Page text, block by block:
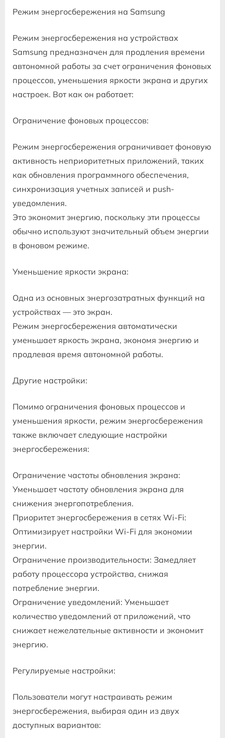
Режим энергосбережения на Samsung
Режим энергосбережения на устройствах
Samsung предназначен для продления времени
автономной работы за счет ограничения фоновых
процессов, уменьшения яркости экрана и других
настроек. Вот как он работает:
Ограничение фоновых процессов:
Режим энергосбережения ограничивает фоновую
активность неприоритетных приложений, таких
как обновления программного обеспечения,
синхронизация учетных записей и push-
уведомления.
Это экономит энергию, поскольку эти процессы
обычно используют значительный объем энергии
в фоновом режиме.
Уменьшение яркости экрана:
Одна из основных энергозатратных функций на
устройствах — это экран.
Режим энергосбережения автоматически
уменьшает яркость экрана, экономя энергию и
продлевая время автономной работы.
Другие настройки:
Помимо ограничения фоновых процессов и
уменьшения яркости, режим энергосбережения
также включает следующие настройки
энергосбережения:
Ограничение частоты обновления экрана:
Уменьшает частоту обновления экрана для
снижения энергопотребления.
Приоритет энергосбережения в сетях Wi-Fi:
Оптимизирует настройки Wi-Fi для экономии
энергии.
Ограничение производительности: Замедляет
работу процессора устройства, снижая
потребление энергии.
Ограничение уведомлений: Уменьшает
количество уведомлений от приложений, что
снижает нежелательные активности и экономит
энергию.
Регулируемые настройки:
Пользователи могут настраивать режим
энергосбережения, выбирая один из двух
доступных вариантов: